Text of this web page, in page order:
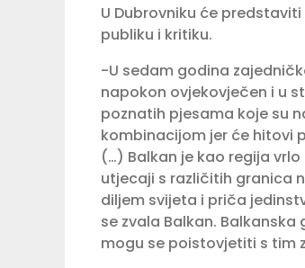
U Dubrovniku će
publiku i kritiku.
-U sedam godina
napokon ovjekovječen i u
poznatih pjesama koje su
kombinacijom jer će hitovi
(…) Balkan je kao regija
utjecaji s različitih granica
diljem svijeta i priča
se zvala Balkan.
mogu se poistovjetiti s tim